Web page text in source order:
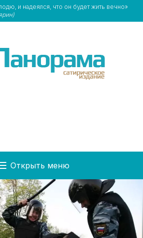
и надеялся, что он будет жить вечно»
Открыть меню